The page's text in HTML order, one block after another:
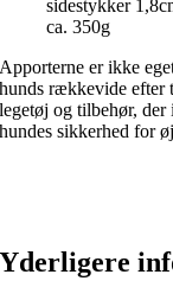
sidestykker
ca. 350g
Apporterne er ikke
hunds rækkevide efter
legetøj og tilbehør, der
hundes sikkerhed for
Yderligere